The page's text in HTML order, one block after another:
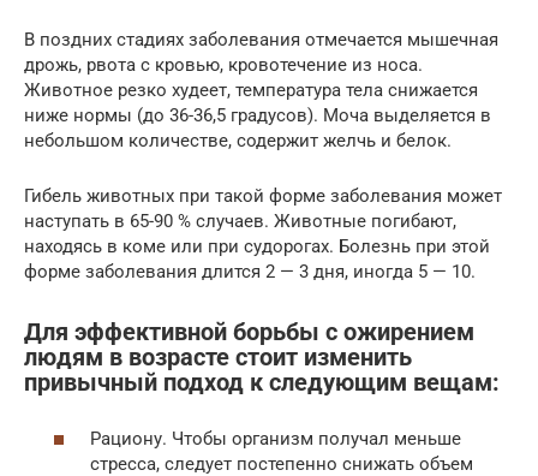
В поздних стадиях заболевания отмечается мышечная
дрожь, рвота с кровью, кровотечение из носа.
Животное резко худеет, температура тела снижается
ниже нормы (до 36-36,5 градусов). Моча выделяется в
небольшом количестве, содержит желчь и белок.
Гибель животных при такой форме заболевания может
наступать в 65-90 % случаев. Животные погибают,
находясь в коме или при судорогах. Болезнь при этой
форме заболевания длится 2 — 3 дня, иногда 5 — 10.
Для эффективной борьбы с ожирением
людям в возрасте стоит изменить
привычный подход к следующим вещам:
Рациону. Чтобы организм получал меньше
стресса, следует постепенно снижать объем